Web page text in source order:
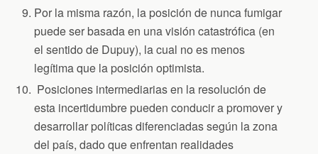
Por la misma razón, la posición de nunca fumigar
puede ser basada en una visión catastrófica (en
el sentido de Dupuy), la cual no es menos
legítima que la posición optimista.
Posiciones intermediarias en la resolución de
esta incertidumbre pueden conducir a promover y
desarrollar políticas diferenciadas según la zona
del país, dado que enfrentan realidades